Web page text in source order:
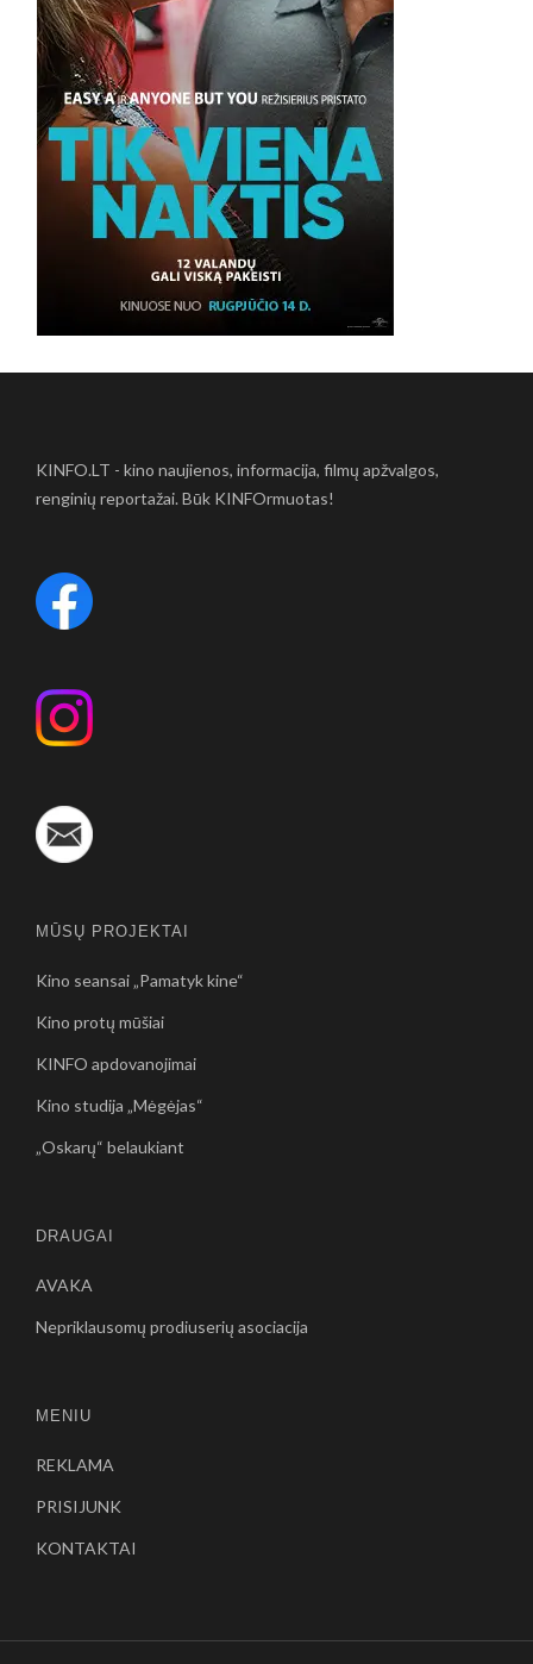
KINFO.LT - kino naujienos, informacija, filmų apžvalgos,
renginių reportažai. Būk KINFOrmuotas!
MŪSŲ PROJEKTAI
Kino seansai „Pamatyk kine“
Kino protų mūšiai
KINFO apdovanojimai
Kino studija „Mėgėjas“
„Oskarų“ belaukiant
DRAUGAI
AVAKA
Nepriklausomų prodiuserių asociacija
MENIU
REKLAMA
PRISIJUNK
KONTAKTAI